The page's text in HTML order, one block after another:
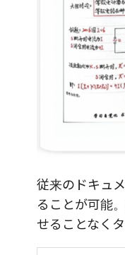
従来のドキュ
ることが可能
せることなく